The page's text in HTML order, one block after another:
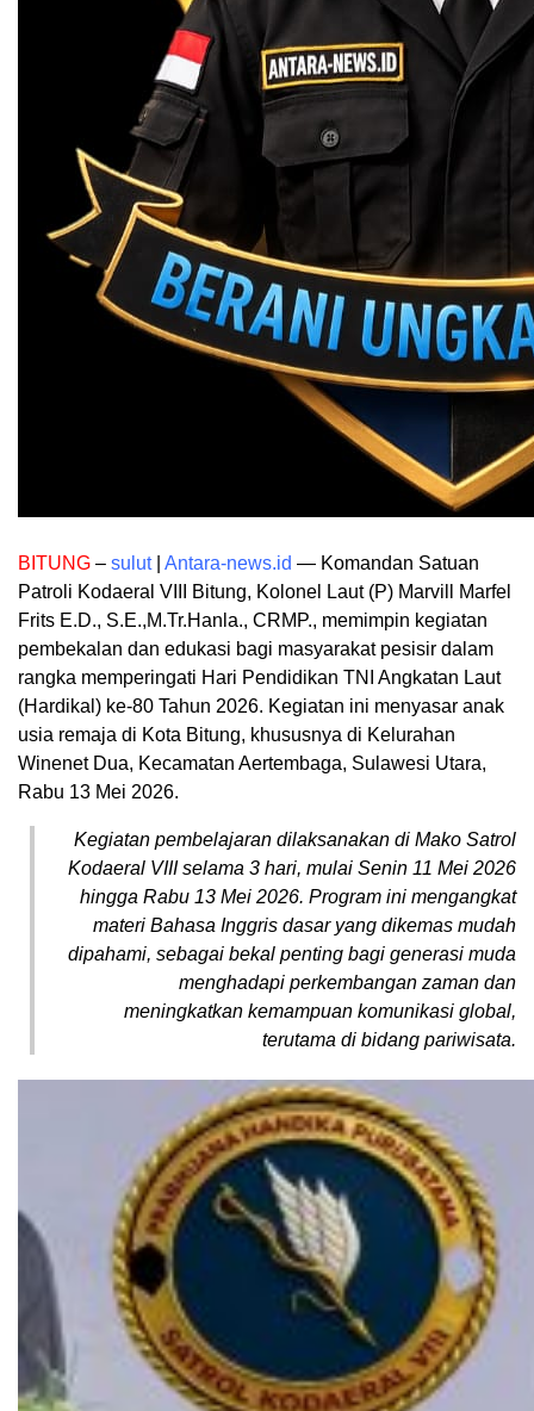
BITUNG – sulut| Antara-news.id — Komandan Satuan
Patroli Kodaeral VIII Bitung, Kolonel Laut (P) Marvill Marfel
Frits E.D., S.E.,M.Tr.Hanla., CRMP., memimpin kegiatan
pembekalan dan edukasi bagi masyarakat pesisir dalam
rangka memperingati Hari Pendidikan TNI Angkatan Laut
(Hardikal) ke-80 Tahun 2026. Kegiatan ini menyasar anak
usia remaja di Kota Bitung, khususnya di Kelurahan
Winenet Dua, Kecamatan Aertembaga, Sulawesi Utara,
Rabu 13 Mei 2026.
Kegiatan pembelajaran dilaksanakan di Mako Satrol
Kodaeral VIII selama 3 hari, mulai Senin 11 Mei 2026
hingga Rabu 13 Mei 2026. Program ini mengangkat
materi Bahasa Inggris dasar yang dikemas mudah
dipahami, sebagai bekal penting bagi generasi muda
menghadapi perkembangan zaman dan
meningkatkan kemampuan komunikasi global,
terutama di bidang pariwisata.